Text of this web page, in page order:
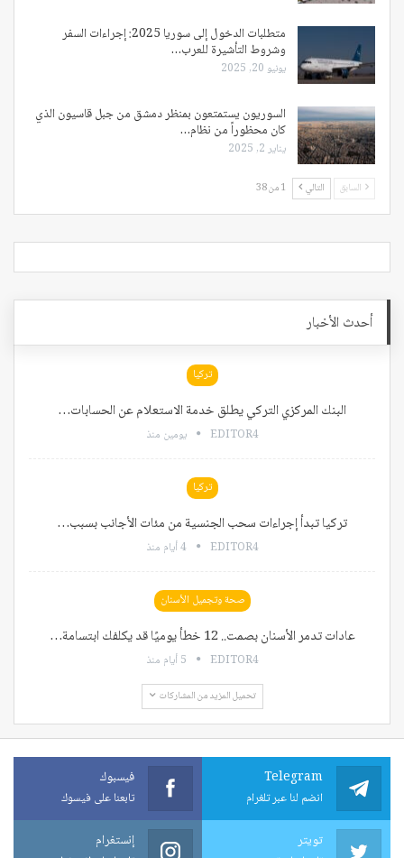
متطلبات الدخول إلى سوريا 2025: إجراءات السفر
وشروط التأشيرة للعرب…
يونيو 20, 2025
السوريون يستمتعون بمنظر دمشق من جبل قاسيون الذي
كان محظوراً من نظام…
يناير 2, 2025
السابق التالي 1 من 38
أحدث الأخبار
تركيا
البنك المركزي التركي يطلق خدمة الاستعلام عن الحسابات…
EDITOR4 يومين منذ
تركيا
تركيا تبدأ إجراءات سحب الجنسية من مئات الأجانب بسبب…
EDITOR4 4 أيام منذ
صحة وتجميل الأسنان
عادات تدمر الأسنان بصمت.. 12 خطأ يوميًا قد يكلفك ابتسامة…
EDITOR4 5 أيام منذ
تحميل المزيد من المشاركات
Telegram
انضم لنا عبر تلغرام
فيسبوك
تابعنا على فيسوك
تويتر إنستغرام